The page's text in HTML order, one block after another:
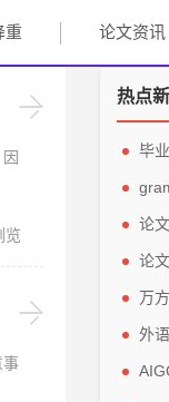
重 论文资讯
览
事
热点
毕
论
论